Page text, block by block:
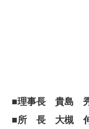
■理事長 貴島
■所 長 大槻